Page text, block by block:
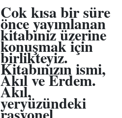
Cok kısa bir süre
önce yayımlanan
kitabınız üzerine
konuşmak için
birlikteyiz.
Kitabınızın ismi,
Akıl ve Erdem.
Akıl,
yeryüzündeki